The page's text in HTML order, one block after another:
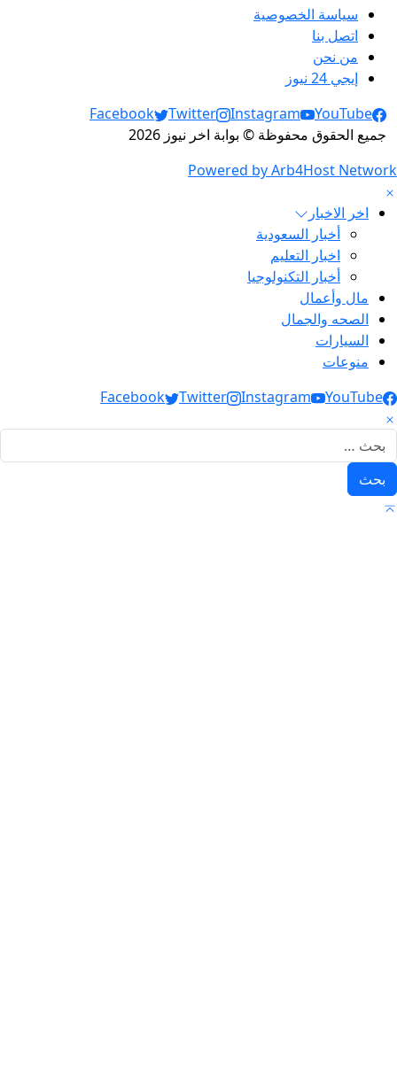
سياسة الخصوصية
اتصل بنا
من نحن
إيجي 24 نيوز
Social Links
Facebook Twitter Instagram
YouTube
جميع الحقوق محفوظة © بوابة اخر نيوز 2026
Powered by Arb4Host Network
اخر الاخبار
أخبار السعودية
اخبار التعليم
أخبار التكنولوجيا
مال وأعمال
الصحه والجمال
السيارات
منوعات
Social Links
Facebook Twitter Instagram YouTube
البحث عن: